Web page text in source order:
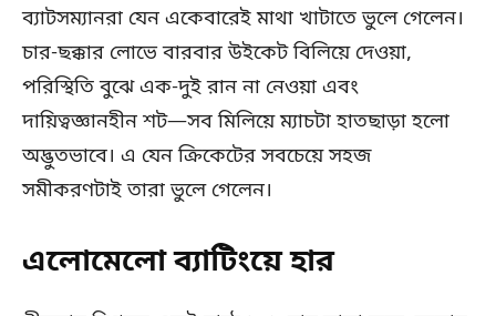
ব্যাটসম্যানরা যেন একেবারেই মাথা খাটাতে ভুলে গেলেন।
চার-ছক্কার লোভে বারবার উইকেট বিলিয়ে দেওয়া,
পরিস্থিতি বুঝে এক-দুই রান না নেওয়া এবং
দায়িত্বজ্ঞানহীন শট—সব মিলিয়ে ম্যাচটা হাতছাড়া হলো
অদ্ভুতভাবে। এ যেন ক্রিকেটের সবচেয়ে সহজ
সমীকরণটাই তারা ভুলে গেলেন।
এলোমেলো ব্যাটিংয়ে হার